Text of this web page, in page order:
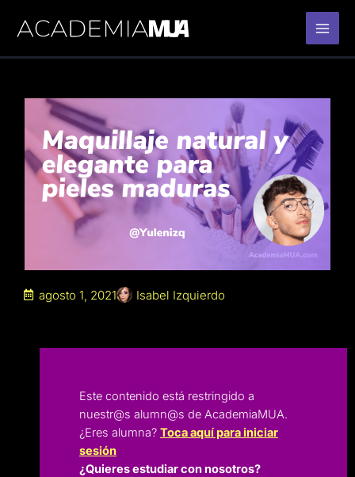
agosto 1, 2021 Isabel Izquierdo
Este contenido está restringido a
nuestr@s alumn@s de AcademiaMUA.
¿Eres alumna? Toca aquí para iniciar
sesión
¿Quieres estudiar con nosotros?